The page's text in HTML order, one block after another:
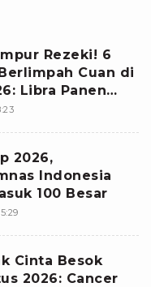
Rezeki! 6
Cuan di
Libra Panen
2026,
Indonesia
100 Besar
Cinta Besok
2026: Cancer